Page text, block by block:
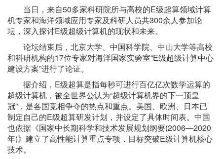
当日，来自50多家科研院所与高校的E级超算领域计算
机专家和海洋领域应用专家及科研人员共300余人参加论
坛，深入探讨E级超级计算机的现状和未来。
论坛结束后，北京大学、中国科学院、中山大学等高校
和科研机构的17位专家对海洋国家实验室“E级超级计算中心
建设方案”进行了论证。
据介绍，E级超算是指每秒可进行百亿亿次数学运算的
超级计算机，被全世界公认为“超级计算机界的下一顶皇
冠”，是各国竞相争夺的热点和重点。美国、欧洲、日本已
制定自己的E级超算研发计划，并设定了具体时间表。中国
也依据《国家中长期科学和技术发展规划纲要(2006—2020
年)》建立了高性能计算重点专项，目标突破E级计算机核心
技术。